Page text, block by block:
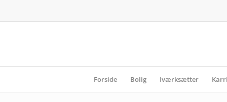
Forside Bolig Iværksætter